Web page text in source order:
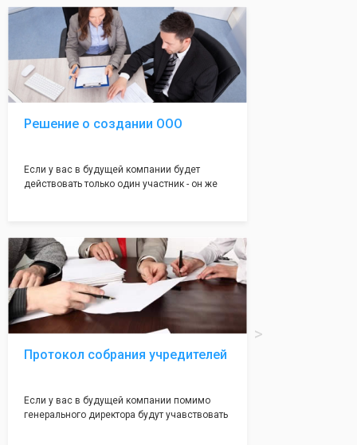
Наша компания предоставит вам свой
уникальный Устав Общества, который
подойдет для любой компании. Устав,
сделанный нашими профессиональными
юристами, успешно проходит регистрацию в
налоговой инспекции!
Решение о создании ООО
Если у вас в будущей компании будет
действовать только один участник - он же
грамотно составят данное заявление, а Вам
нужно будет только поставить подпись на
нём!
Протокол собрания учредителей
Если у вас в будущей компании помимо
генерального директора будут учавствовать